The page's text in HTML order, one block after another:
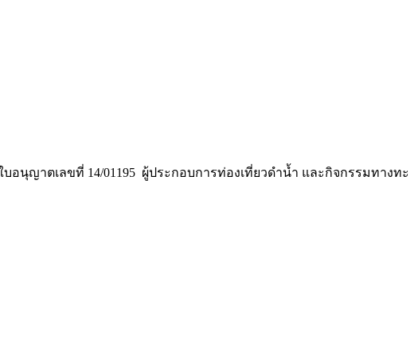
อนุญาตเลขที่ 14/01195 ผู้ประกอบการท่องเที่ยวดำน้ำ และกิจกรรมทางทะ